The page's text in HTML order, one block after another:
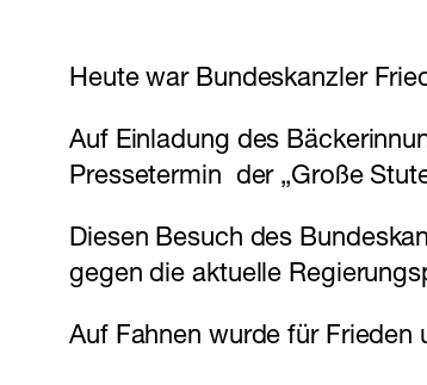
Heute war Bundeskanzler
Auf Einladung des
Pressetermin der „Große
Diesen Besuch des
gegen die aktuelle
Auf Fahnen wurde für